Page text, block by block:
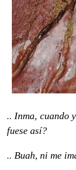
.. Inma, cuando
fuese así?
.. Buah, ni me